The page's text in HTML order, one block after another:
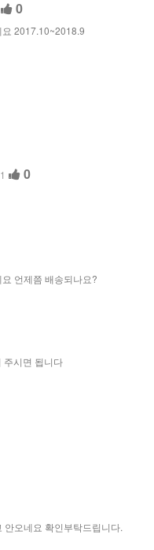
0
2017.10~2018.9
0
언제쯤 배송되나요?
주시면 됩니다
오네요 확인부탁드립니다.